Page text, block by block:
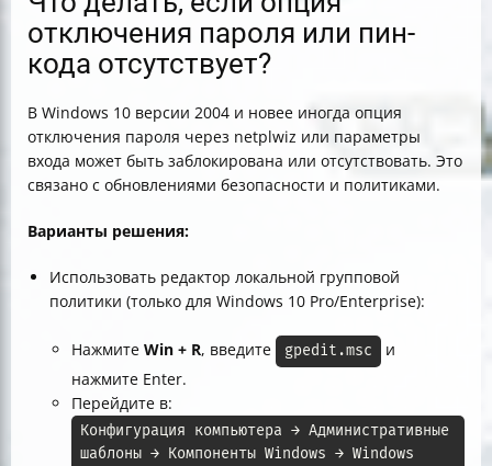
отключения пароля или пин-
кода отсутствует?
В Windows 10 версии 2004 и новее иногда опция
отключения пароля через netplwiz или параметры
входа может быть заблокирована или отсутствовать. Это
связано с обновлениями безопасности и политиками.
Варианты решения:
Использовать редактор локальной групповой
политики (только для Windows 10 Pro/Enterprise):
Нажмите Win + R, введите gpedit.msc
и
нажмите Enter.
Перейдите в:
Конфигурация компьютера → Административные
шаблоны → Компоненты Windows → Windows